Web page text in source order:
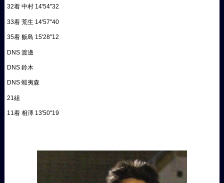
32着 中村 14'54"32
33着 荒生 14'57"40
35着 飯島 15'28"12
DNS 渡邊
DNS 鈴木
DNS 蝦夷森
21組
11着 相澤 13'50"19